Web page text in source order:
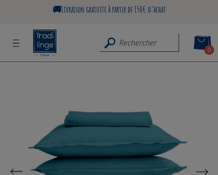
🚚Livraison gratuite à partir de 150€ d’achat
0